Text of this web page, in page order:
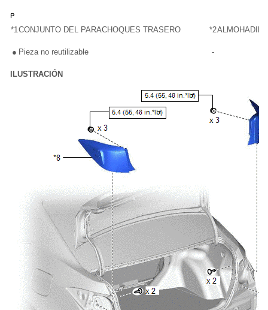
*1CONJUNTO DEL PARACHOQUES TRASERO *2
● Pieza no reutilizable -
ILUSTRACIÓN